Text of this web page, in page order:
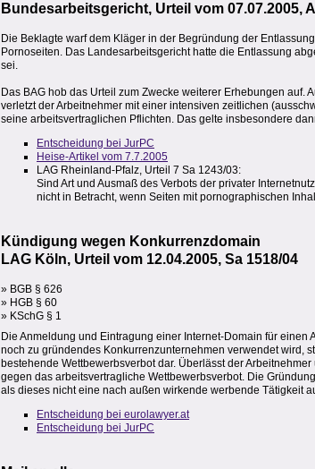
Bundesarbeitsgericht, Urteil vom 07.07.2005,
Die Beklagte warf dem Kläger in der Begründung der
Pornoseiten. Das Landesarbeitsgericht hatte die Entlassung
sei.
Das BAG hob das Urteil zum Zwecke weiterer Erhebungen
verletzt der Arbeitnehmer mit einer intensiven zeitlichen
seine arbeitsvertraglichen Pflichten. Das gelte insbesondere
Entscheidung bei JurPC
Heise-Artikel vom 7.7.2005
LAG Rheinland-Pfalz, Urteil 7 Sa 1243/03:
Sind Art und Ausmaß des Verbots der privater
nicht in Betracht, wenn Seiten mit pornographischen
Kündigung wegen Konkurrenzdomain
LAG Köln, Urteil vom 12.04.2005, Sa 1518/04
» BGB § 626
» HGB § 60
» KSchG § 1
Die Anmeldung und Eintragung einer Internet-Domain für
noch zu gründendes Konkurrenzunternehmen verwendet wird,
bestehende Wettbewerbsverbot dar. Überlässt der
gegen das arbeitsvertragliche Wettbewerbsverbot. Die
als dieses nicht eine nach außen wirkende werbende Tätigkeit
Entscheidung bei eurolawyer.at
Entscheidung bei JurPC